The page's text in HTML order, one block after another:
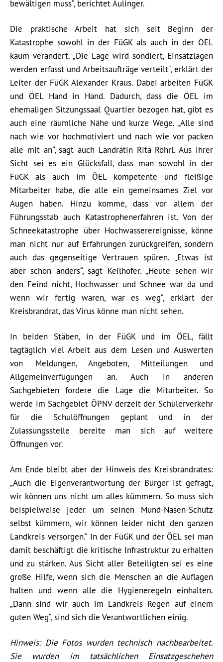
bewältigen muss“, berichtet Aulinger.
Die praktische Arbeit hat sich seit Beginn der
Katastrophe sowohl in der FüGK als auch in der ÖEL
kaum verändert. „Die Lage wird sondiert, Einsatzlagen
werden erfasst und Arbeitsaufträge verteilt“, erklärt der
Leiter der FüGK Alexander Kraus. Dabei arbeiten FüGK
und ÖEL Hand in Hand. Dadurch, dass die ÖEL im
ehemaligen Sitzungssaal Quartier bezogen hat, gibt es
auch eine räumliche Nähe und kurze Wege. „Alle sind
nach wie vor hochmotiviert und nach wie vor packen
alle mit an“, sagt auch Landrätin Rita Röhrl. Aus ihrer
Sicht sei es ein Glücksfall, dass man sowohl in der
FüGK als auch im ÖEL kompetente und fleißige
Mitarbeiter habe, die alle ein gemeinsames Ziel vor
Augen haben. Hinzu komme, dass vor allem der
Führungsstab auch Katastrophenerfahren ist. Von der
Schneekatastrophe über Hochwasserereignisse, könne
man nicht nur auf Erfahrungen zurückgreifen, sondern
auch das gegenseitige Vertrauen spüren. „Etwas ist
aber schon anders“, sagt Keilhofer. „Heute sehen wir
den Feind nicht, Hochwasser und Schnee war da und
wenn wir fertig waren, war es weg“, erklärt der
Kreisbrandrat, das Virus könne man nicht sehen.
In beiden Stäben, in der FüGK und im ÖEL, fällt
tagtäglich viel Arbeit aus dem Lesen und Auswerten
von Meldungen, Angeboten, Mitteilungen und
Allgemeinverfügungen an. Auch in anderen
Sachgebieten fordere die Lage die Mitarbeiter. So
werde im Sachgebiet ÖPNV derzeit der Schülerverkehr
für die Schulöffnungen geplant und in der
Zulassungsstelle bereite man sich auf weitere
Öffnungen vor.
Am Ende bleibt aber der Hinweis des Kreisbrandrates:
„Auch die Eigenverantwortung der Bürger ist gefragt,
wir können uns nicht um alles kümmern. So muss sich
beispielweise jeder um seinen Mund-Nasen-Schutz
selbst kümmern, wir können leider nicht den ganzen
Landkreis versorgen.“ In der FüGK und der ÖEL sei man
damit beschäftigt die kritische Infrastruktur zu erhalten
und zu stärken. Aus Sicht aller Beteiligten sei es eine
große Hilfe, wenn sich die Menschen an die Auflagen
halten und wenn alle die Hygieneregeln einhalten.
„Dann sind wir auch im Landkreis Regen auf einem
guten Weg“, sind sich die Verantwortlichen einig.
Hinweis: Die Fotos wurden technisch nachbearbeitet.
Sie wurden im tatsächlichen Einsatzgeschehen